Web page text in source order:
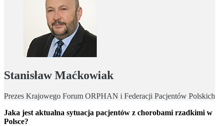
Stanisław Maćkowiak
Prezes Krajowego Forum ORPHAN i Federacji Pacjentów Polskich
Jaka jest aktualna sytuacja pacjentów z chorobami rzadkimi w
Polsce?